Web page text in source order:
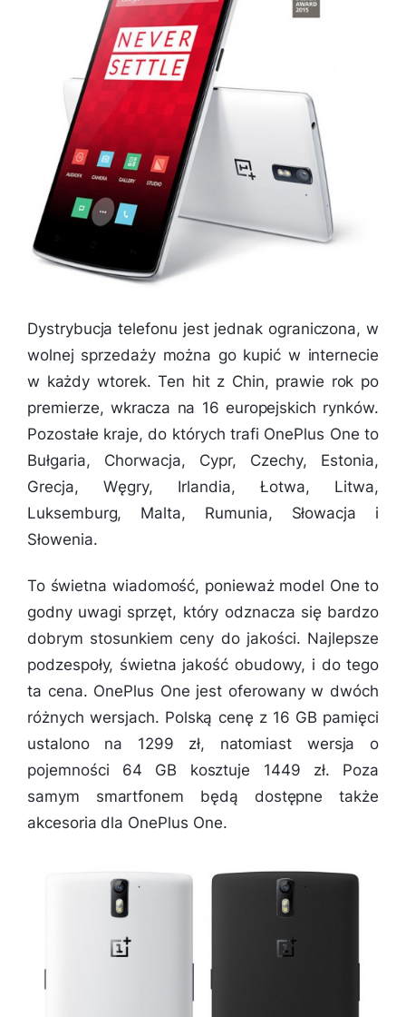
Dystrybucja telefonu jest jednak ograniczona, w
wolnej sprzedaży można go kupić w internecie
w każdy wtorek. Ten hit z Chin, prawie rok po
premierze, wkracza na 16 europejskich rynków.
Pozostałe kraje, do których trafi OnePlus One to
Bułgaria, Chorwacja, Cypr, Czechy, Estonia,
Grecja, Węgry, Irlandia, Łotwa, Litwa,
Luksemburg, Malta, Rumunia, Słowacja i
Słowenia.
To świetna wiadomość, ponieważ model One to
godny uwagi sprzęt, który odznacza się bardzo
dobrym stosunkiem ceny do jakości. Najlepsze
podzespoły, świetna jakość obudowy, i do tego
ta cena. OnePlus One jest oferowany w dwóch
różnych wersjach. Polską cenę z 16 GB pamięci
ustalono na 1299 zł, natomiast wersja o
pojemności 64 GB kosztuje 1449 zł. Poza
samym smartfonem będą dostępne także
akcesoria dla OnePlus One.